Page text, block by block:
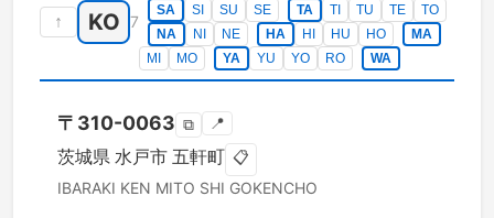
↑ KO 7
SA
SI SU SE TA TI TU TE
TO
NA
NI NE HA HI HU HO
MA
MI
MO YA YU YO RO WA
〒 310-0063 ⧉ 📍
茨城県 水戸市 五軒町 📋
IBARAKI KEN MITO SHI GOKENCHO